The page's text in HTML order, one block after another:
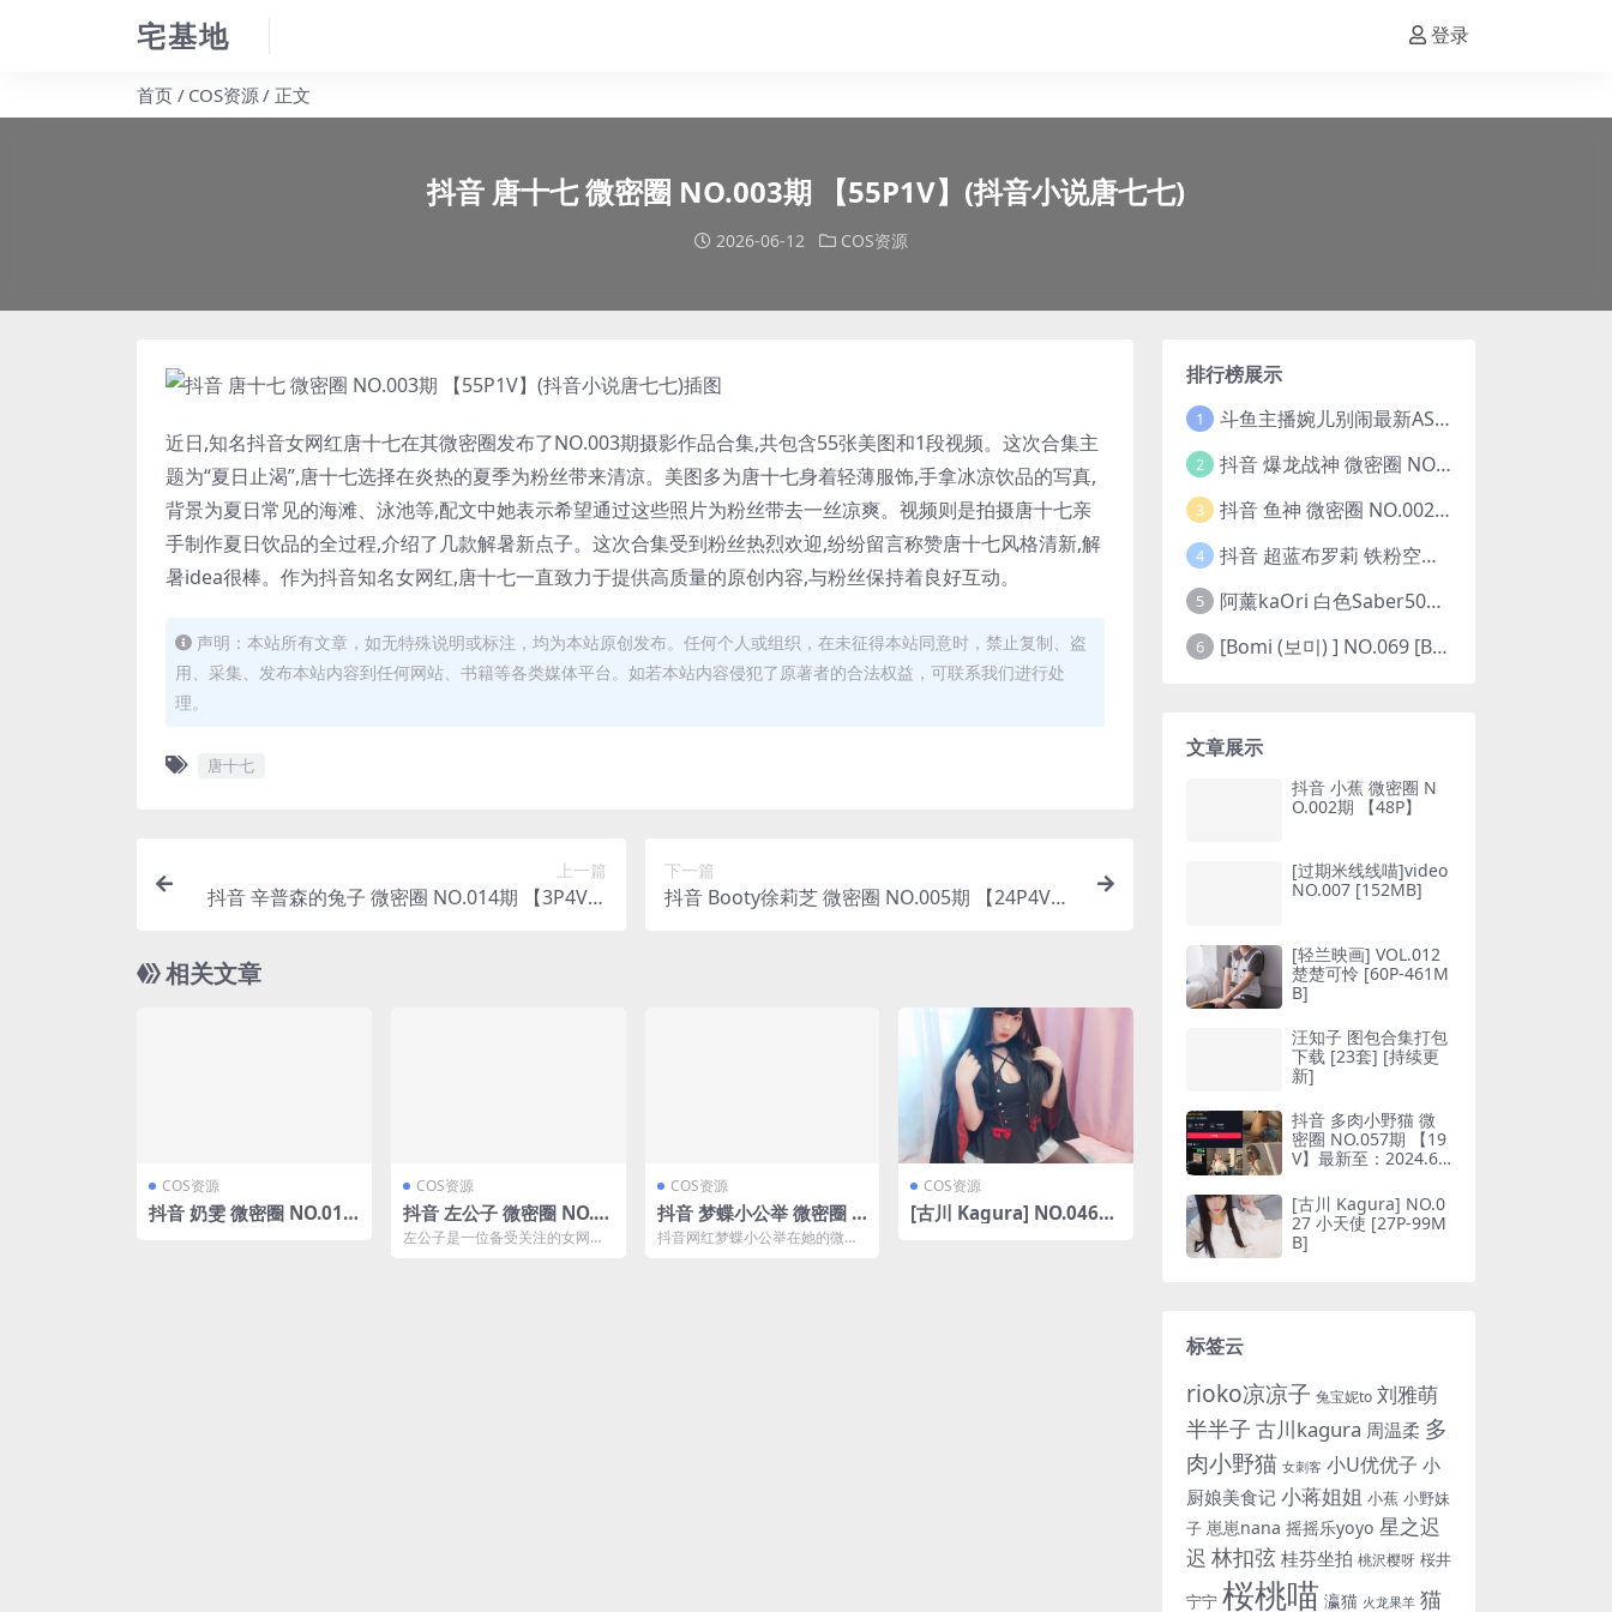
宅基地 登录
首页 COS资源 正文
抖音 唐十七 微密圈 NO.003期 【55P1V】(抖音小说唐七七)
2026-06-12 COS资源
近日,知名抖音女网红唐十七在其微密圈发布了NO.003期摄影作品合集,共包含55张美图和1段视频。这次合集主
题为“夏日止渴”,唐十七选择在炎热的夏季为粉丝带来清凉。美图多为唐十七身着轻薄服饰,手拿冰凉饮品的写真,
背景为夏日常见的海滩、泳池等,配文中她表示希望通过这些照片为粉丝带去一丝凉爽。视频则是拍摄唐十七亲
手制作夏日饮品的全过程,介绍了几款解暑新点子。这次合集受到粉丝热烈欢迎,纷纷留言称赞唐十七风格清新,解
暑idea很棒。作为抖音知名女网红,唐十七一直致力于提供高质量的原创内容,与粉丝保持着良好互动。
声明：本站所有文章，如无特殊说明或标注，均为本站原创发布。任何个人或组织，在未征得本站同意时，禁止复制、盗
用、采集、发布本站内容到任何网站、书籍等各类媒体平台。如若本站内容侵犯了原著者的合法权益，可联系我们进行处
理。
唐十七
上一篇
抖音 辛普森的兔子 微密圈 NO.014期 【3P4V】
下一篇
抖音 Booty徐莉芝 微密圈 NO.005期 【24P4V】
相关文章
COS资源
抖音 奶雯 微密圈 NO.013
COS资源
抖音 左公子 微密圈 NO.0
09期 【164P】(抖音左公
左公子是一位备受关注的女网
COS资源
抖音 梦蝶小公举 微密圈 N
O.002期 【50P】
抖音网红梦蝶小公举在她的微密
COS资源
[古川 Kagura] NO.046
排行榜展示
1 斗鱼主播婉儿别闹最新ASMR钻石办卡火箭开箱视频+音频合集-47个资源打包下载 [39V-10.1GB]
2 抖音 爆龙战神 微密圈 NO.006期 【5P13V】最新至：2023.6.7(暴龙神和战龙皇)
3 抖音 鱼神 微密圈 NO.002期 【44P】(抖音鱼神微密猫)
4 抖音 超蓝布罗莉 铁粉空间 NO.002期 【45P5V】(抖音超蓝布罗利是真的吗)
5 阿薰kaOri 白色Saber50图(阿熏的歌)
6 [Bomi (보미) ] NO.069 [Bimilstory] Vol.19 See-through lingerie
文章展示
抖音 小蕉 微密圈 N
O.002期 【48P】
[过期米线线喵]video
NO.007 [152MB]
[轻兰映画] VOL.012
楚楚可怜 [60P-461M
B]
汪知子 图包合集打包
下载 [23套] [持续更
新]
抖音 多肉小野猫 微
密圈 NO.057期 【19
V】最新至：2024.6.
推特叫什么)
[古川 Kagura] NO.0
27 小天使 [27P-99M
B]
标签云
rioko凉凉子 兔宝妮to 刘雅萌
半半子 古川kagura 周温柔 多
肉小野猫 女刺客 小U优优子 小
厨娘美食记 小蒋姐姐 小蕉 小野妹
子 崽崽nana 摇摇乐yoyo 星之迟
迟 林扣弦 桂芬坐拍 桃沢樱呀 桜井
宁宁 桜桃喵 瀛猫 火龙果羊 猫